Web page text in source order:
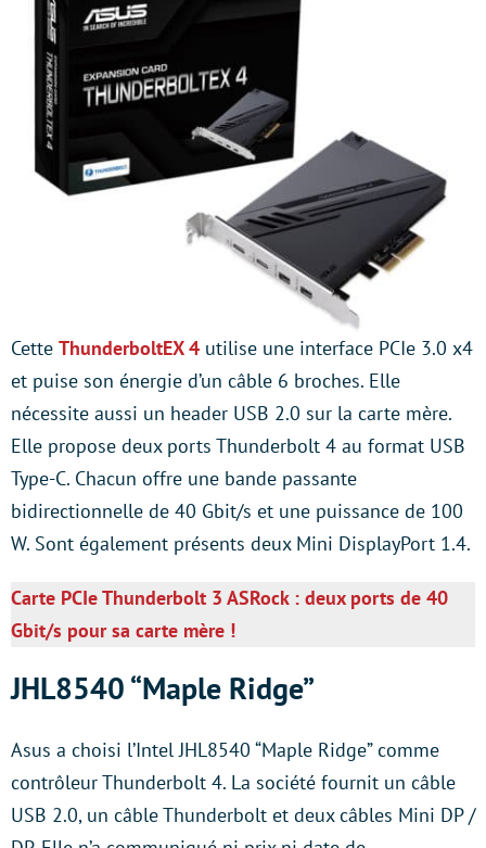
Cette ThunderboltEX 4 utilise une interface PCIe 3.0 x4
et puise son énergie d’un câble 6 broches. Elle
nécessite aussi un header USB 2.0 sur la carte mère.
Elle propose deux ports Thunderbolt 4 au format USB
Type-C. Chacun offre une bande passante
bidirectionnelle de 40 Gbit/s et une puissance de 100
W. Sont également présents deux Mini DisplayPort 1.4.
Carte PCIe Thunderbolt 3 ASRock : deux ports de 40
Gbit/s pour sa carte mère !
JHL8540 “Maple Ridge”
Asus a choisi l’Intel JHL8540 “Maple Ridge” comme
contrôleur Thunderbolt 4. La société fournit un câble
USB 2.0, un câble Thunderbolt et deux câbles Mini DP /